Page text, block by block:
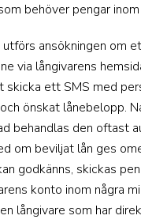
behöver pengar
ansökningen om
via långivarens
skicka ett SMS med
önskat lånebelopp.
behandlas den oftast
om beviljat lån ges
godkänns, skickas
konto inom några
långivare som har